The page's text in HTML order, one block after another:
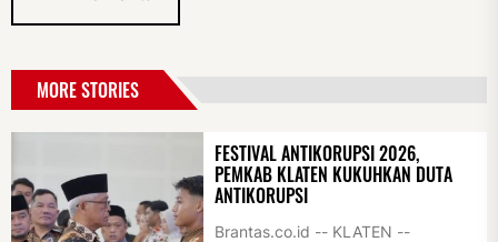
MORE STORIES
FESTIVAL ANTIKORUPSI 2026,
PEMKAB KLATEN KUKUHKAN DUTA
ANTIKORUPSI
Brantas.co.id -- KLATEN --